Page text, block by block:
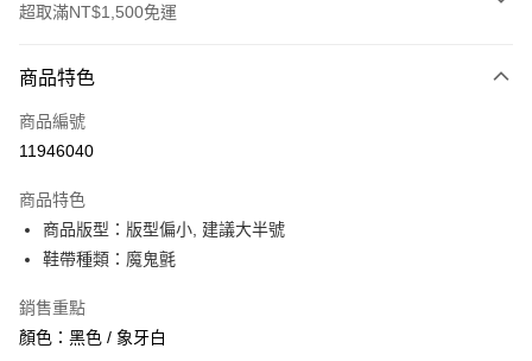
超取滿NT$1,500免運
信用卡一次付款
信用卡分期付款
合作金庫商業銀行
華南商業銀行
上海商業儲蓄銀行
臺灣中小企業銀行
匯豐（台灣）商業銀行
超商取貨付款
LINE Pay
Apple Pay
街口支付
商品特色
商品編號
11946040
商品特色
商品版型：版型偏小, 建議大半號
鞋帶種類：魔鬼氈
銷售重點
顏色：黑色 / 象牙白